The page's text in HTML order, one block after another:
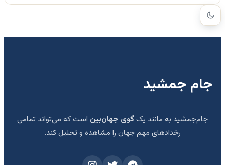
جام جمشید
جام‌جمشید به مانند یک گوی جهان‌بین است که می‌تواند تمامی
رخدادهای مهم جهان را مشاهده و تحلیل کند.